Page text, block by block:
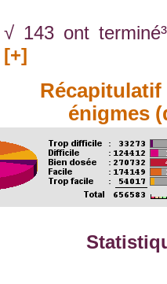
√ 143 ont
[+]
Récapitulatif
énigmes